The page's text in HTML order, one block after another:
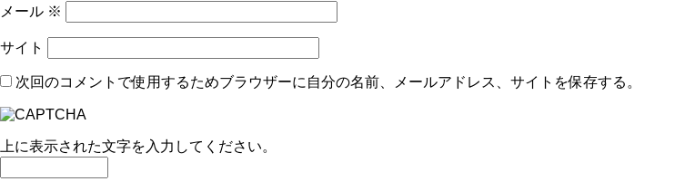
メール ※
サイト
次回のコメントで使用するためブラウザーに自分の名前、メールアドレス、サイトを保存する。
上に表示された文字を入力してください。